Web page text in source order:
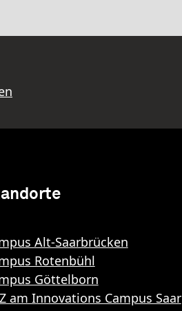
Alt-Saarbrücken
Rotenbühl
Göttelborn
am Innovations Campus Saar